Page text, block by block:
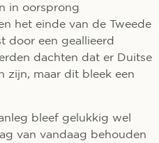
in oorsprong
het einde van de Tweede
door een geallieerd
dachten dat er Duitse
zijn, maar dit bleek een
bleef gelukkig wel
van vandaag behouden